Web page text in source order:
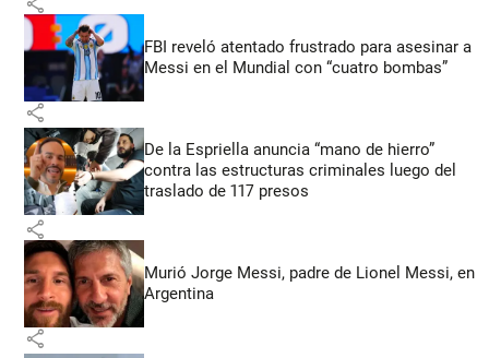
FBI reveló atentado frustrado para asesinar a
Messi en el Mundial con “cuatro bombas”
share
De la Espriella anuncia “mano de hierro”
contra las estructuras criminales luego del
traslado de 117 presos
share
Murió Jorge Messi, padre de Lionel Messi, en
Argentina
share